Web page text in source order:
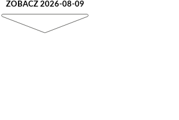
ZOBACZ 2026-08-09